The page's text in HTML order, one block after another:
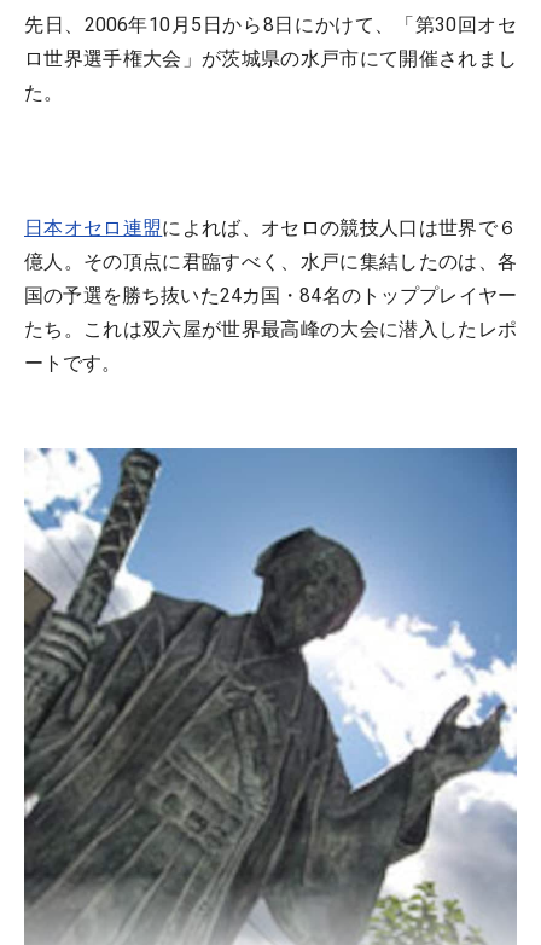
先日、2006年10月5日から8日にかけて、「第30回オセ
ロ世界選手権大会」が茨城県の水戸市にて開催されまし
た。
日本オセロ連盟によれば、オセロの競技人口は世界で６
億人。その頂点に君臨すべく、水戸に集結したのは、各
国の予選を勝ち抜いた24カ国・84名のトッププレイヤー
たち。これは双六屋が世界最高峰の大会に潜入したレポ
ートです。